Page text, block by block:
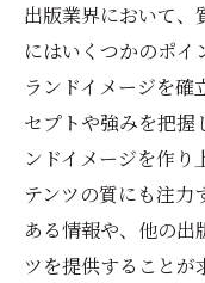
出版業界において、
にはいくつかのポ
ランドイメージを確
セプトや強みを把握
ンドイメージを作り
テンツの質にも注力
ある情報や、他の出
ツを提供することが